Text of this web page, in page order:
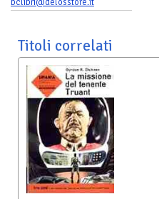
Titoli correlati